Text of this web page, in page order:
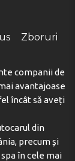
Zboruri
companii de
avantajoase
încât să aveți
din
precum și
în cele mai